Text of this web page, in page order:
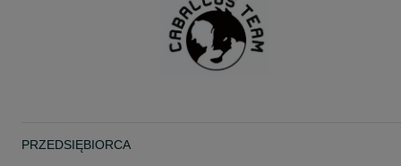
PRZEDSIĘBIORCA